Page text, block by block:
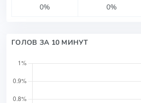
0%
0%
ГОЛОВ ЗА 10 МИНУТ